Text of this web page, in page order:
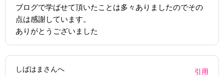
ブログで学ばせて頂いたことは多々ありましたのでその
点は感謝しています。
ありがとうございました
しばはまさんへ
引用